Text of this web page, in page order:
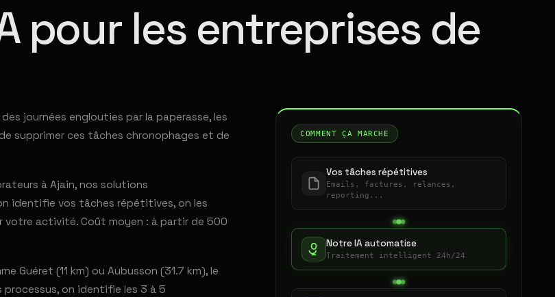
pour les entreprises de
journées englouties par la paperasse, les
supprimer ces tâches chronophages et de
à Ajain, nos solutions
identifie vos tâches répétitives, on les
votre activité. Coût moyen : à partir de 500
Guéret (11 km) ou Aubusson (31.7 km), le
on identifie les 3 à 5
COMMENT ÇA MARCHE
Vos tâches répétitives
Emails, factures, relances,
reporting...
Notre IA automatise
Traitement intelligent 24h/24